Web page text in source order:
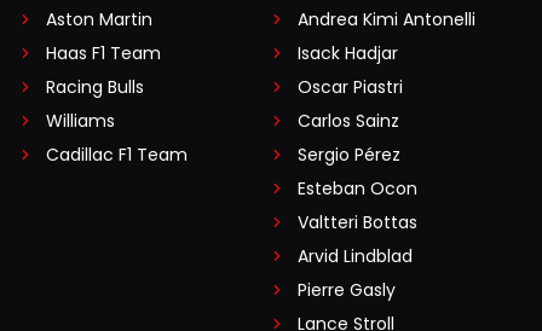
Aston Martin
Haas F1 Team
Racing Bulls
Williams
Cadillac F1 Team
Andrea Kimi Antonelli
Isack Hadjar
Oscar Piastri
Carlos Sainz
Sergio Pérez
Esteban Ocon
Valtteri Bottas
Arvid Lindblad
Pierre Gasly
Lance Stroll